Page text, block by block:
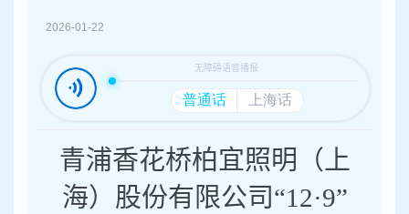
2026-01-22
青浦香花桥柏宜照明（上
海）股份有限公司 “12·9”